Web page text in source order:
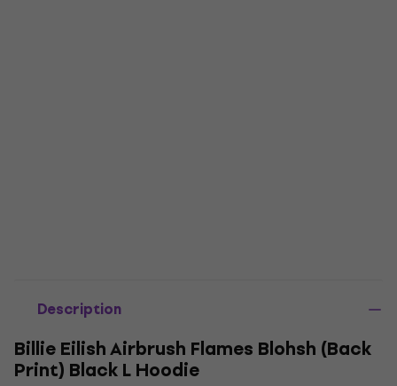
Description
Billie Eilish Airbrush Flames Blohsh (Back
Print) Black L Hoodie